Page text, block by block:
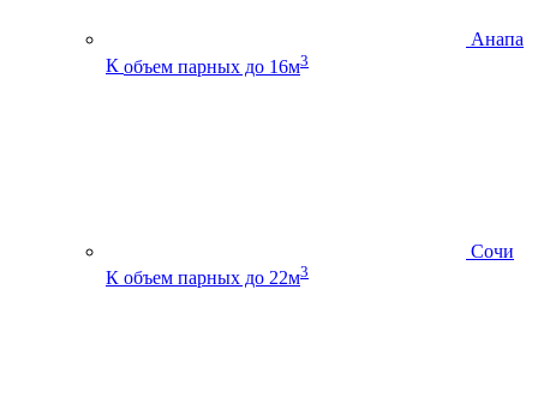
Анапа
К объем парных до 16м3
Сочи
К объем парных до 22м3